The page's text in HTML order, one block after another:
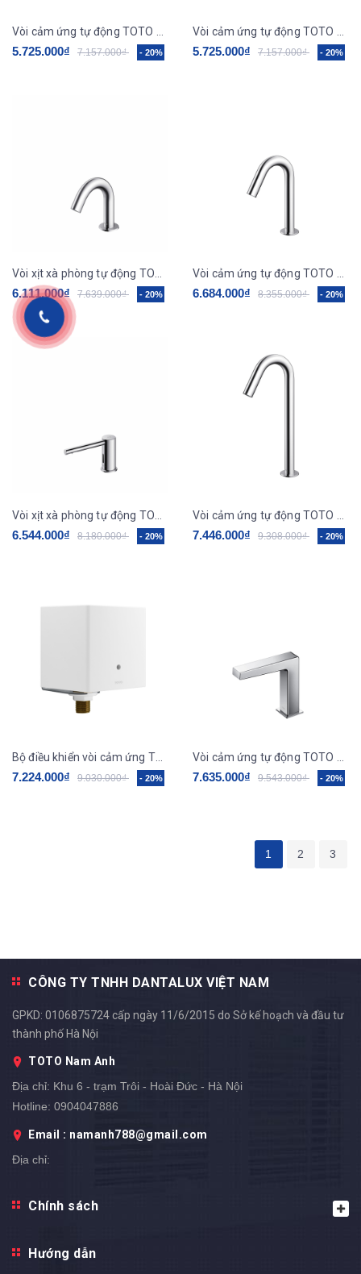
5.725.000₫ 7.157.000₫ - 20% 5.725.000₫ 7.157.000₫ - 20%
6.111.000₫ 7.639.000₫ - 20% 6.684.000₫ 8.355.000₫ - 20%
6.544.000₫ 8.180.000₫ - 20% 7.446.000₫ 9.308.000₫ - 20%
Bộ điều khiển vòi cảm ứng TOTO, kèm dây cấp, van dừng - van nhiệt độ TLE04502A1/TLN01103A/TLE05701A
7.224.000₫ 9.030.000₫ - 20% 7.635.000₫ 9.543.000₫ - 20%
1 2 3
CÔNG TY TNHH DANTALUX VIỆT NAM
GPKD: 0106875724 cấp ngày 11/6/2015 do Sở kế hoạch và đầu tư
thành phố Hà Nội
TOTO Nam Anh
Địa chỉ: Khu 6 - trạm Trôi - Hoài Đức - Hà Nội
Hotline: 0904047886
Email : namanh788@gmail.com
Địa chỉ:
Chính sách
Hướng dẫn